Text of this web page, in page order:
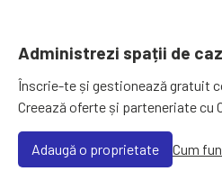
Administrezi spații de
Înscrie-te și gestionează gratuit
Creează oferte și parteneriate cu
Adaugă o proprietate Cum